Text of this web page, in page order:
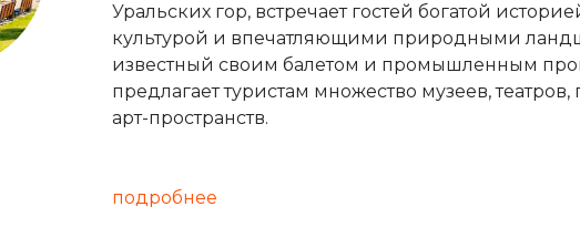
Уральских гор, встречает гостей богатой
культурой и впечатляющими природными
известный своим балетом и промышленным
предлагает туристам множество музеев,
арт-пространств.
подробнее